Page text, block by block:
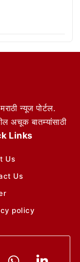
न्यूज पोर्टल.
अचूक बातम्यांसाठी
Links
Us
Us
policy